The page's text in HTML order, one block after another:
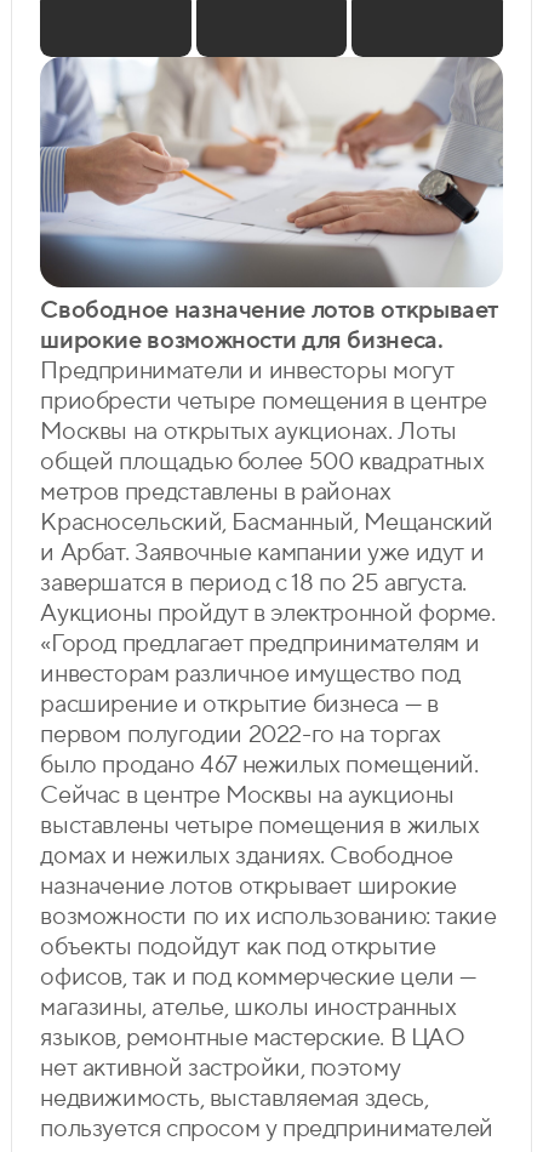
Свободное назначение лотов открывает
широкие возможности для бизнеса.
Предприниматели и инвесторы могут
приобрести четыре помещения в центре
Москвы на открытых аукционах. Лоты
общей площадью более 500 квадратных
метров представлены в районах
Красносельский, Басманный, Мещанский
и Арбат. Заявочные кампании уже идут и
завершатся в период с 18 по 25 августа.
Аукционы пройдут в электронной форме.
«Город предлагает предпринимателям и
инвесторам различное имущество под
расширение и открытие бизнеса — в
первом полугодии 2022-го на торгах
было продано 467 нежилых помещений.
Сейчас в центре Москвы на аукционы
выставлены четыре помещения в жилых
домах и нежилых зданиях. Свободное
назначение лотов открывает широкие
возможности по их использованию: такие
объекты подойдут как под открытие
офисов, так и под коммерческие цели —
магазины, ателье, школы иностранных
языков, ремонтные мастерские. В ЦАО
нет активной застройки, поэтому
недвижимость, выставляемая здесь,
пользуется спросом у предпринимателей